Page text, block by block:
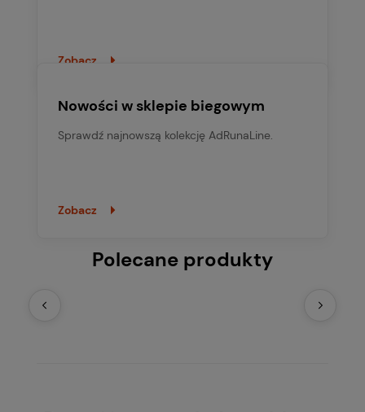
Zobacz
Nowości w sklepie biegowym
Sprawdź najnowszą kolekcję AdRunaLine.
Zobacz
Polecane produkty